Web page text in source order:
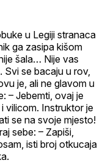
u Legiji stranaca
ga zasipa kišom
šala… Nije vas
Svi se bacaju u rov,
je, ali ne glavom u
– Jebemti, ovaj je
vilicom. Instruktor je
se na svoje mjesto!
sebe: – Zapiši,
isti broj otkucaja